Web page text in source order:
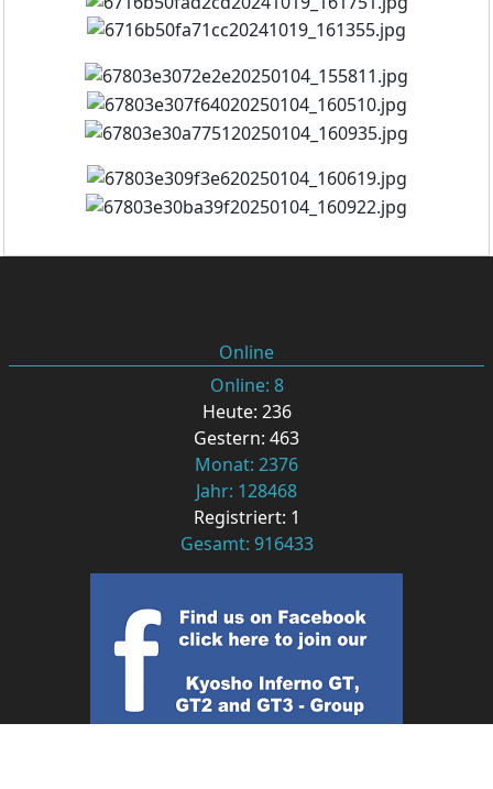
Online
Online: 8
Heute: 236
Gestern: 463
Jahr: 128468
Registriert: 1
Gesamt: 916433